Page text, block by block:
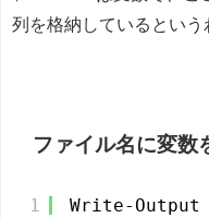
列を格納しているという
ファイル名に変数
1 Write-